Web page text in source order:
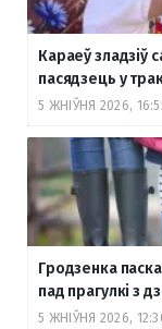
Караеў зладзіў
пасядзець у
5 ЖНІЎНЯ 2026,
Гродзенка
пад прагулкі з
5 ЖНІЎНЯ 2026,